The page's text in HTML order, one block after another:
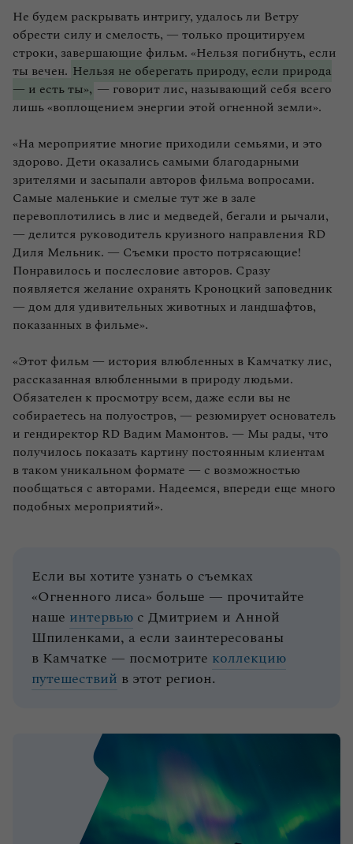
Не будем раскрывать интригу, удалось ли Ветру
обрести силу и смелость, — только процитируем
строки, завершающие фильм. «Нельзя погибнуть, если
ты вечен. Нельзя не оберегать природу, если природа
— и есть ты», — говорит лис, называющий себя всего
лишь «воплощением энергии этой огненной земли».
«На мероприятие многие приходили семьями, и это
здорово. Дети оказались самыми благодарными
зрителями и засыпали авторов фильма вопросами.
Самые маленькие и смелые тут же в зале
перевоплотились в лис и медведей, бегали и рычали,
— делится руководитель круизного направления RD
Диля Мельник. — Съемки просто потрясающие!
Понравилось и послесловие авторов. Сразу
появляется желание охранять Кроноцкий заповедник
— дом для удивительных животных и ландшафтов,
показанных в фильме».
«Этот фильм — история влюбленных в Камчатку лис,
рассказанная влюбленными в природу людьми.
Обязателен к просмотру всем, даже если вы не
собираетесь на полуостров, — резюмирует основатель
и гендиректор RD Вадим Мамонтов. — Мы рады, что
получилось показать картину постоянным клиентам
в таком уникальном формате — с возможностью
пообщаться с авторами. Надеемся, впереди еще много
подобных мероприятий».
Если вы хотите узнать о съемках
«Огненного лиса» больше — прочитайте
наше интервью с Дмитрием и Анной
Шпиленками, а если заинтересованы
в Камчатке — посмотрите коллекцию
путешествий в этот регион.